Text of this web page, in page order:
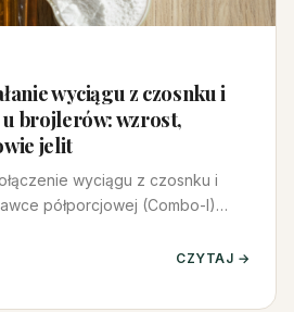
wyciągu z czosnku i
brojlerów: wzrost,
jelit
wyciągu z czosnku i
półporcjowej (Combo-I)
CZYTAJ →